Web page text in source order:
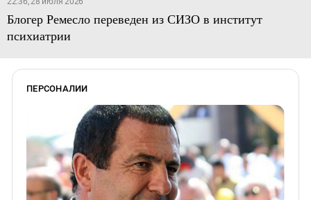
Блогер Ремесло переведен из СИЗО в институт
психиатрии
ПЕРСОНАЛИИ